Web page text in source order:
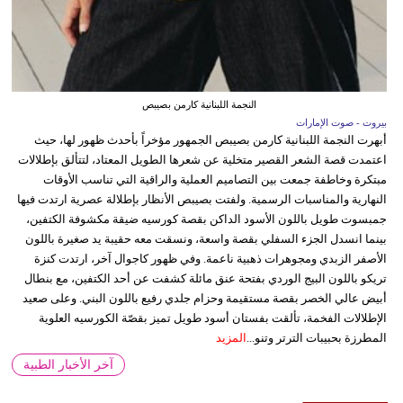
النجمة اللبنانية كارمن بصيبص
بيروت - صوت الإمارات
أبهرت النجمة اللبنانية كارمن بصيبص الجمهور مؤخراً بأحدث ظهور لها، حيث
اعتمدت قصة الشعر القصير متخلية عن شعرها الطويل المعتاد، لتتألق بإطلالات
مبتكرة وخاطفة جمعت بين التصاميم العملية والراقية التي تناسب الأوقات
النهارية والمناسبات الرسمية. ولفتت بصيبص الأنظار بإطلالة عصرية ارتدت فيها
جمبسوت طويل باللون الأسود الداكن بقصة كورسيه ضيقة مكشوفة الكتفين،
بينما انسدل الجزء السفلي بقصة واسعة، ونسقت معه حقيبة يد صغيرة باللون
الأصفر الزبدي ومجوهرات ذهبية ناعمة. وفي ظهور كاجوال آخر، ارتدت كنزة
تريكو باللون البيج الوردي بفتحة عنق مائلة كشفت عن أحد الكتفين، مع بنطال
أبيض عالي الخصر بقصة مستقيمة وحزام جلدي رفيع باللون البني. وعلى صعيد
الإطلالات الفخمة، تألقت بفستان أسود طويل تميز بقصّة الكورسيه العلوية
المطرزة بحبيبات الترتر وتنو... المزيد
آخر الأخبار الطبية